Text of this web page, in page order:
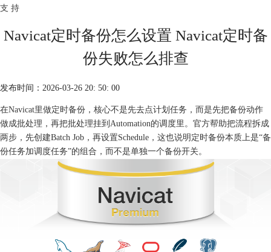
支 持
Navicat定时备份怎么设置 Navicat定时备
份失败怎么排查
发布时间：2026-03-26 20: 50: 00
在Navicat里做定时备份，核心不是先去点计划任务，而是先把备份动作
做成批处理，再把批处理挂到Automation的调度里。官方帮助把流程拆成
两步，先创建Batch Job，再设置Schedule，这也说明定时备份本质上是“备
份任务加调度任务”的组合，而不是单独一个备份开关。